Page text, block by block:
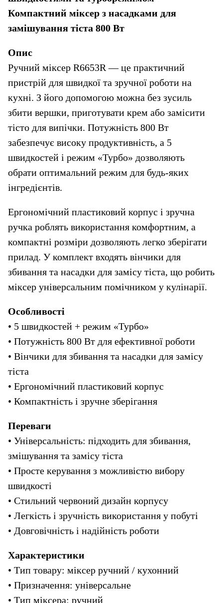
Компактний міксер з насадками для
замішування тіста 800 Вт
Опис
Ручний міксер R6653R — це практичний
пристрій для швидкої та зручної роботи на
кухні. З його допомогою можна без зусиль
збити вершки, приготувати крем або замісити
тісто для випічки. Потужність 800 Вт
забезпечує високу продуктивність, а 5
швидкостей і режим «Турбо» дозволяють
обрати оптимальний режим для будь-яких
інгредієнтів.
Ергономічний пластиковий корпус і зручна
ручка роблять використання комфортним, а
компактні розміри дозволяють легко зберігати
прилад. У комплект входять вінчики для
збивання та насадки для замісу тіста, що робить
міксер універсальним помічником у кулінарії.
Особливості
• 5 швидкостей + режим «Турбо»
• Потужність 800 Вт для ефективної роботи
• Вінчики для збивання та насадки для замісу
тіста
• Ергономічний пластиковий корпус
• Компактність і зручне зберігання
Переваги
• Універсальність: підходить для збивання,
змішування та замісу тіста
• Просте керування з можливістю вибору
швидкості
• Стильний червоний дизайн корпусу
• Легкість і зручність використання у побуті
• Довговічність і надійність роботи
Характеристики
• Тип товару: міксер ручний / кухонний
• Призначення: універсальне
• Тип міксера: ручний